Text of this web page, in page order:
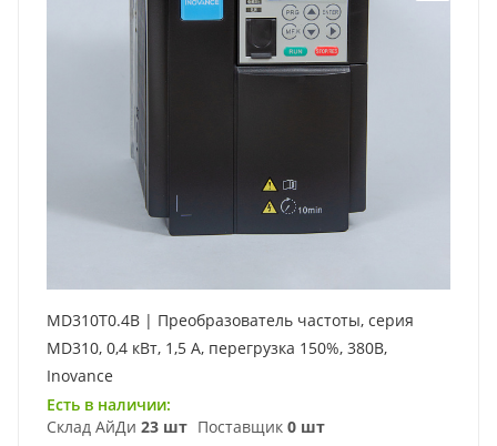
MD310T0.4B | Преобразователь частоты, серия
MD310, 0,4 кВт, 1,5 А, перегрузка 150%, 380B,
Inovance
Есть в наличии:
Склад АйДи 23 шт Поставщик 0 шт